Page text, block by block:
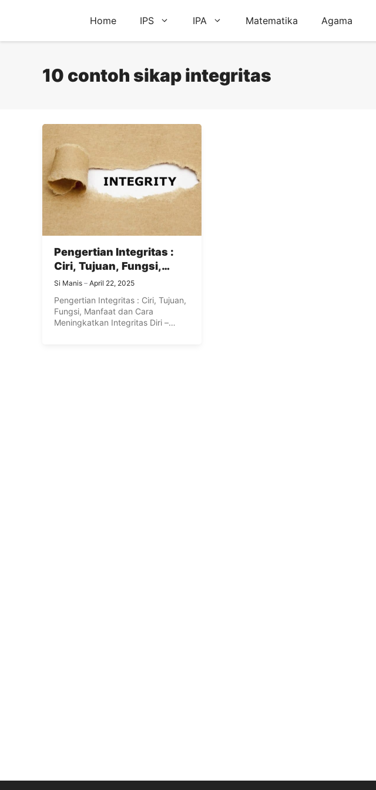
Home IPS IPA Matematika Agama
10 contoh sikap integritas
Pengertian Integritas :
Ciri, Tujuan, Fungsi,
Manfaat dan Cara
Meningkatkan Integritas
Diri Lengkap
Si Manis April 22, 2025
Pengertian Integritas : Ciri, Tujuan,
Fungsi, Manfaat dan Cara
Meningkatkan Integritas Diri –